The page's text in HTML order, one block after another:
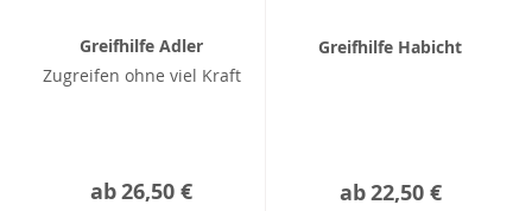
Greifhilfe Adler
Zugreifen ohne viel Kraft
ab26,50 €
Greifhilfe Habicht
ab22,50 €